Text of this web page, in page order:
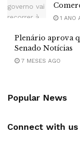
1 ANO
Plenário aprova
Senado Notícias
7 MESES AGO
Popular News
Connect with us